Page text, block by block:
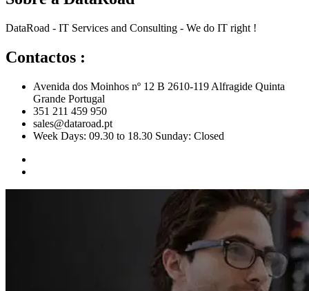
DataRoad - IT Services and Consulting - We do IT right !
Contactos :
Avenida dos Moinhos nº 12 B 2610-119 Alfragide Quinta
Grande Portugal
351 211 459 950
sales@dataroad.pt
Week Days: 09.30 to 18.30 Sunday: Closed